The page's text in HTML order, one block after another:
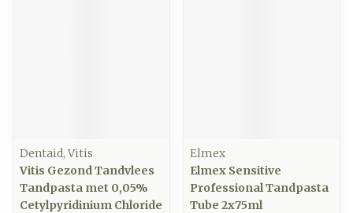
Dentaid, Vitis
Vitis Gezond Tandvlees
Tandpasta met 0,05%
Cetylpyridinium Chloride
Elmex
Elmex Sensitive
Professional Tandpasta
Tube 2x75ml